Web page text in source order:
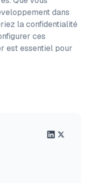
dans
la confidentialité
ces
est essentiel pour